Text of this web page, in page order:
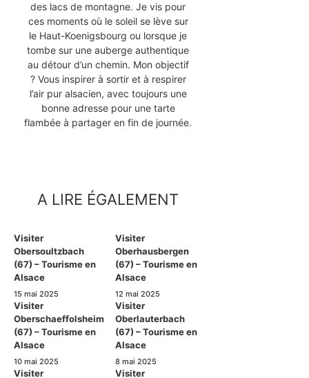
des lacs de montagne. Je vis pour
ces moments où le soleil se lève sur
le Haut-Koenigsbourg ou lorsque je
tombe sur une auberge authentique
au détour d’un chemin. Mon objectif
? Vous inspirer à sortir et à respirer
l’air pur alsacien, avec toujours une
bonne adresse pour une tarte
flambée à partager en fin de journée.
A LIRE ÉGALEMENT
Visiter
Obersoultzbach
(67) – Tourisme en
Alsace
15 mai 2025
Visiter
Oberhausbergen
(67) – Tourisme en
Alsace
12 mai 2025
Visiter
Oberschaeffolsheim
(67) – Tourisme en
Alsace
10 mai 2025
Visiter
Oberlauterbach
(67) – Tourisme en
Alsace
8 mai 2025
Visiter Visiter